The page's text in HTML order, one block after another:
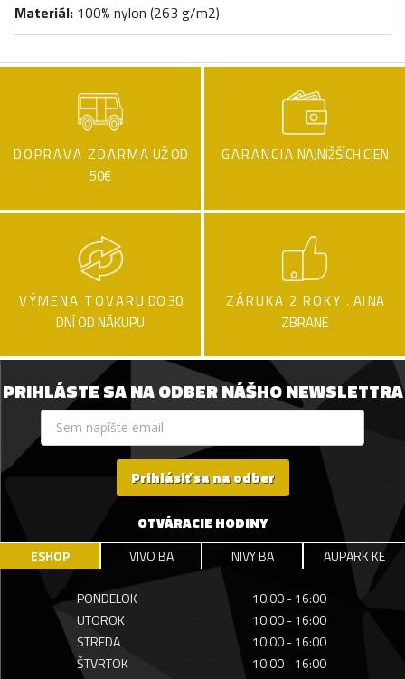
Materiál: 100% nylon (263 g/m2)
DOPRAVA ZDARMA UŽ OD
50€
GARANCIA NAJNIŽŠÍCH CIEN
VÝMENA TOVARU DO 30
DNÍ OD NÁKUPU
ZÁRUKA 2 ROKY . AJ NA
ZBRANE
PRIHLÁSTE SA NA ODBER NÁŠHO NEWSLETTRA
Prihlásiť sa na odber
OTVÁRACIE HODINY
ESHOP VIVO BA NIVY BA AUPARK KE
PONDELOK
10:00 - 16:00
UTOROK
10:00 - 16:00
STREDA
10:00 - 16:00
ŠTVRTOK
10:00 - 16:00